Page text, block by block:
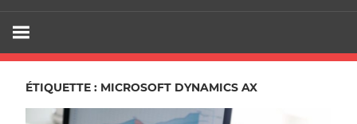
ÉTIQUETTE : MICROSOFT DYNAMICS AX